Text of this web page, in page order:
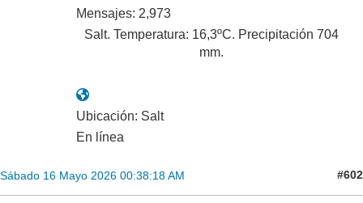
Mensajes: 2,973
Salt. Temperatura: 16,3ºC. Precipitación 704
mm.
Ubicación: Salt
En línea
Sábado 16 Mayo 2026 00:38:18 AM #602